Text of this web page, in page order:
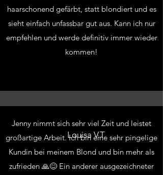
haarschonend gefärbt, statt blondiert und es
sieht einfach unfassbar gut aus. Kann ich nur
empfehlen und werde definitiv immer wieder
kommen!
Jenny nimmt sich sehr viel Zeit und leistet
großartige Arbeit. Ich bin eine sehr pingelige
Kundin bei meinem Blond und bin mehr als
zufrieden 🙏😊 Ein anderer ausgezeichneter
Louisa V.T.